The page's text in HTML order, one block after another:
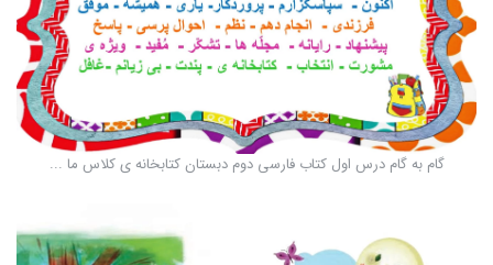
گام به گام درس اول کتاب فارسی دوم دبستان کتابخانه ی کلاس ما ...